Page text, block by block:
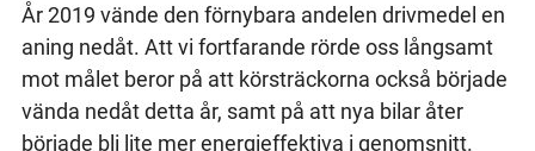
År 2019 vände den förnybara andelen drivmedel en
aning nedåt. Att vi fortfarande rörde oss långsamt
mot målet beror på att körsträckorna också började
vända nedåt detta år, samt på att nya bilar åter
började bli lite mer energieffektiva i genomsnitt.